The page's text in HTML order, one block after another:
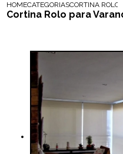
HOMECATEGORIASCORTINA ROLO
Cortina Rolo para